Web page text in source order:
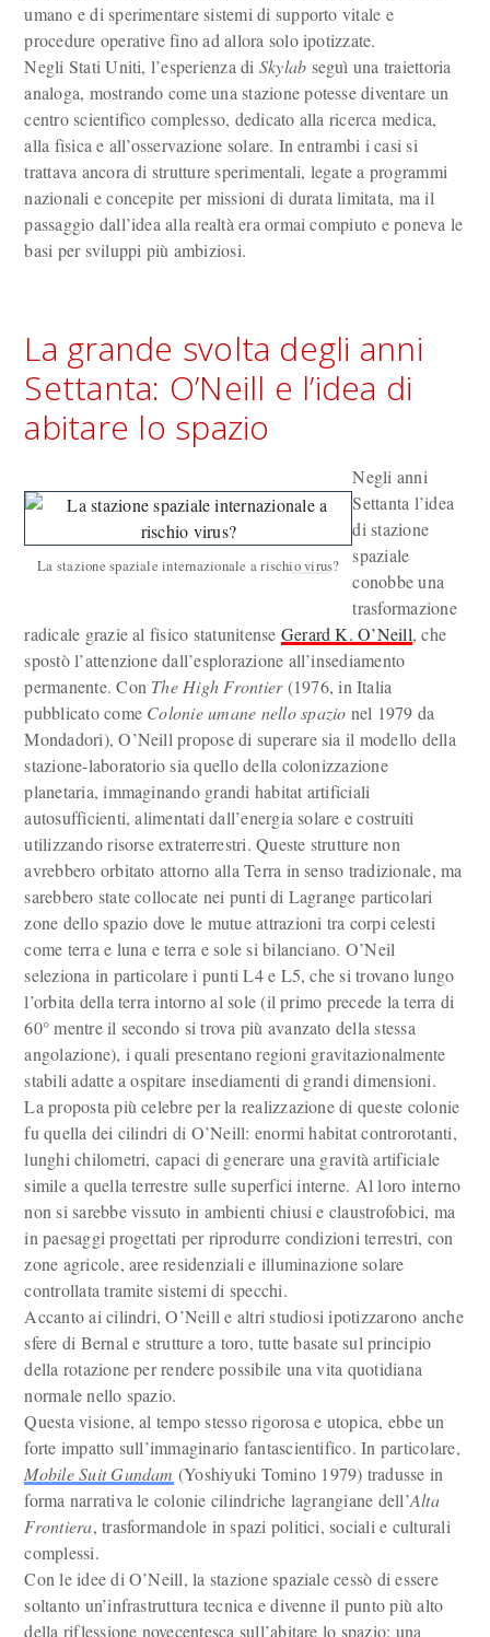
umano e di sperimentare sistemi di supporto vitale e
procedure operative fino ad allora solo ipotizzate.
Negli Stati Uniti, l’esperienza di Skylab seguì una traiettoria
analoga, mostrando come una stazione potesse diventare un
centro scientifico complesso, dedicato alla ricerca medica,
alla fisica e all’osservazione solare. In entrambi i casi si
trattava ancora di strutture sperimentali, legate a programmi
nazionali e concepite per missioni di durata limitata, ma il
passaggio dall’idea alla realtà era ormai compiuto e poneva le
basi per sviluppi più ambiziosi.
La grande svolta degli anni
Settanta: O’Neill e l’idea di
abitare lo spazio
La stazione spaziale internazionale a rischio virus?
Negli anni
Settanta l’idea
di stazione
spaziale
conobbe una
trasformazione
radicale grazie al fisico statunitense Gerard K. O’Neill, che
spostò l’attenzione dall’esplorazione all’insediamento
permanente. Con The High Frontier(1976, in Italia
pubblicato come Colonie umane nello spazio nel 1979 da
Mondadori), O’Neill propose di superare sia il modello della
stazione-laboratorio sia quello della colonizzazione
planetaria, immaginando grandi habitat artificiali
autosufficienti, alimentati dall’energia solare e costruiti
utilizzando risorse extraterrestri. Queste strutture non
avrebbero orbitato attorno alla Terra in senso tradizionale, ma
sarebbero state collocate nei punti di Lagrange particolari
zone dello spazio dove le mutue attrazioni tra corpi celesti
come terra e luna e terra e sole si bilanciano. O’Neil
seleziona in particolare i punti L4 e L5, che si trovano lungo
l’orbita della terra intorno al sole (il primo precede la terra di
60° mentre il secondo si trova più avanzato della stessa
angolazione), i quali presentano regioni gravitazionalmente
stabili adatte a ospitare insediamenti di grandi dimensioni.
La proposta più celebre per la realizzazione di queste colonie
fu quella dei cilindri di O’Neill: enormi habitat controrotanti,
lunghi chilometri, capaci di generare una gravità artificiale
simile a quella terrestre sulle superfici interne. Al loro interno
non si sarebbe vissuto in ambienti chiusi e claustrofobici, ma
in paesaggi progettati per riprodurre condizioni terrestri, con
zone agricole, aree residenziali e illuminazione solare
controllata tramite sistemi di specchi.
Accanto ai cilindri, O’Neill e altri studiosi ipotizzarono anche
sfere di Bernal e strutture a toro, tutte basate sul principio
della rotazione per rendere possibile una vita quotidiana
normale nello spazio.
Questa visione, al tempo stesso rigorosa e utopica, ebbe un
forte impatto sull’immaginario fantascientifico. In particolare,
Mobile Suit Gundam (Yoshiyuki Tomino 1979) tradusse in
forma narrativa le colonie cilindriche lagrangiane dell’Alta
Frontiera, trasformandole in spazi politici, sociali e culturali
complessi.
Con le idee di O’Neill, la stazione spaziale cessò di essere
soltanto un’infrastruttura tecnica e divenne il punto più alto
della riflessione novecentesca sull’abitare lo spazio: una